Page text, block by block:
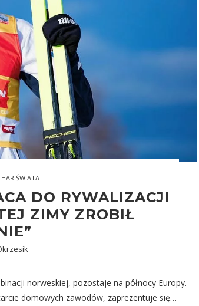
ŚWIATA
DO RYWALIZACJI
ZIMY ZROBIŁ
norweskiej, pozostaje na północy Europy.
domowych zawodów, zaprezentuje się…